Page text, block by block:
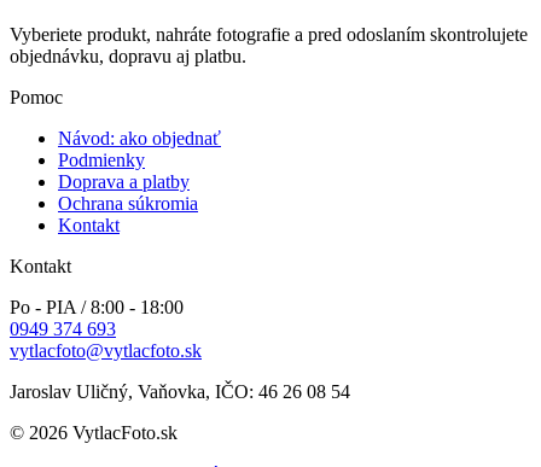
Vyberiete produkt, nahráte fotografie a pred odoslaním skontrolujete
objednávku, dopravu aj platbu.
Pomoc
Návod: ako objednať
Podmienky
Doprava a platby
Ochrana súkromia
Kontakt
Kontakt
Po - PIA / 8:00 - 18:00
0949 374 693
vytlacfoto@vytlacfoto.sk
Jaroslav Uličný, Vaňovka, IČO: 46 26 08 54
© 2026 VytlacFoto.sk